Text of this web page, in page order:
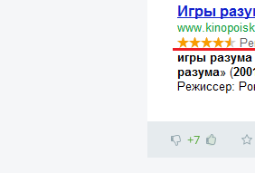
+7